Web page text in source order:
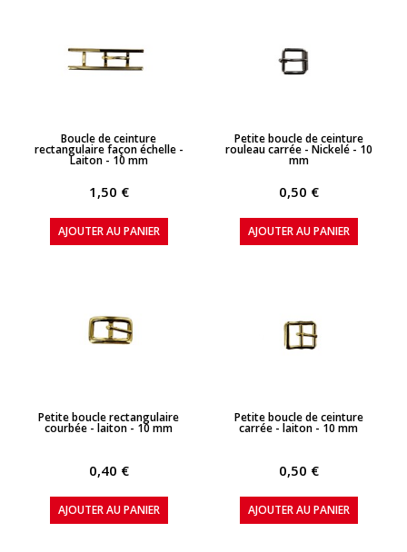
APERÇU RAPIDE
Boucle de ceinture
rectangulaire façon échelle -
Laiton - 10 mm
1,50 €
AJOUTER AU PANIER
APERÇU RAPIDE
Petite boucle de ceinture
rouleau carrée - Nickelé - 10
mm
0,50 €
AJOUTER AU PANIER
APERÇU RAPIDE
Petite boucle rectangulaire
courbée - laiton - 10 mm
0,40 €
AJOUTER AU PANIER
APERÇU RAPIDE
Petite boucle de ceinture
carrée - laiton - 10 mm
0,50 €
AJOUTER AU PANIER